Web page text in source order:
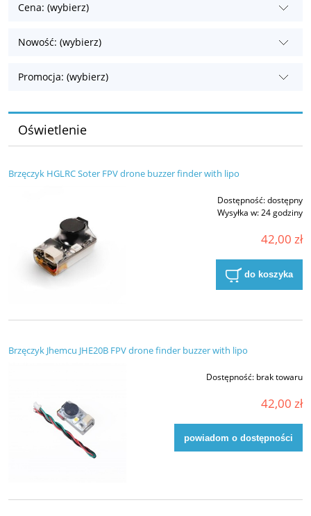
Cena: (wybierz)
Nowość: (wybierz)
Promocja: (wybierz)
Oświetlenie
Brzęczyk HGLRC Soter FPV drone buzzer finder with lipo
Dostępność:dostępny
Wysyłka w:24 godziny
42,00 zł
do koszyka
Brzęczyk Jhemcu JHE20B FPV drone finder buzzer with lipo
Dostępność: brak towaru
42,00 zł
powiadom o dostępności